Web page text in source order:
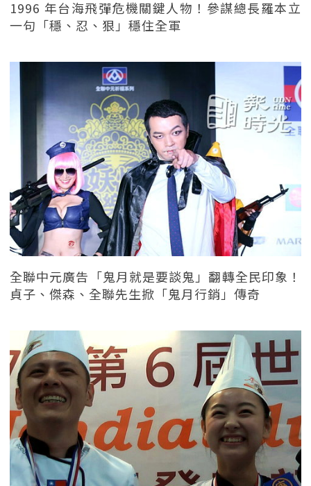
1996 年台海飛彈危機關鍵人物！參謀總長羅本立
一句「穩、忍、狠」穩住全軍
全聯中元廣告「鬼月就是要談鬼」翻轉全民印象！
貞子、傑森、全聯先生掀「鬼月行銷」傳奇